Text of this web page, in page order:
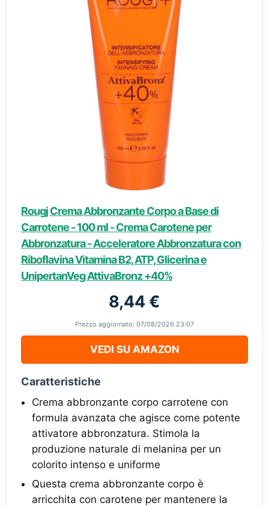
Rougj Crema Abbronzante Corpo a Base di
Carrotene - 100 ml - Crema Carotene per
Abbronzatura - Acceleratore Abbronzatura con
Riboflavina Vitamina B2, ATP, Glicerina e
UnipertanVeg AttivaBronz +40%
8,44 €
Prezzo aggiornato: 07/08/2026 23:07
VEDI SU AMAZON
Caratteristiche
Crema abbronzante corpo carrotene con
formula avanzata che agisce come potente
attivatore abbronzatura. Stimola la
produzione naturale di melanina per un
colorito intenso e uniforme
Questa crema abbronzante corpo è
arricchita con carotene per mantenere la